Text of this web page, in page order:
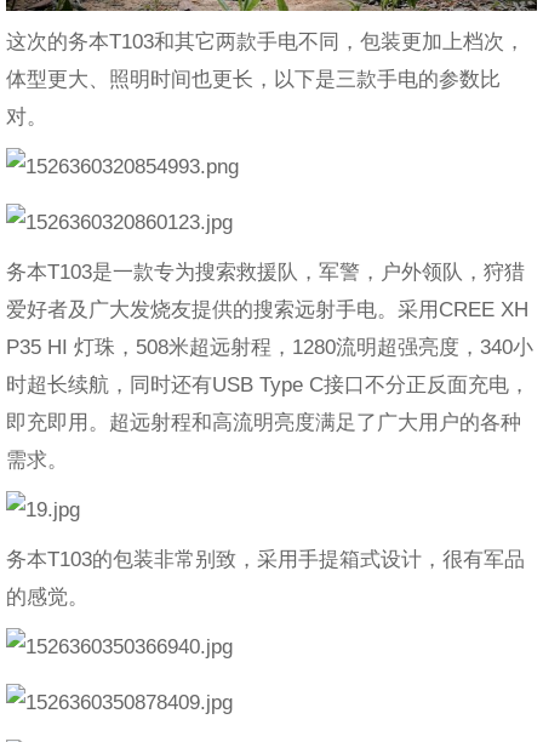
这次的务本T103和其它两款手电不同，包装更加上档次，
体型更大、照明时间也更长，以下是三款手电的参数比
对。
务本T103是一款专为搜索救援队，军警，户外领队，狩猎
爱好者及广大发烧友提供的搜索远射手电。采用CREE XH
P35 HI 灯珠，508米超远射程，1280流明超强亮度，340小
时超长续航，同时还有USB Type C接口不分正反面充电，
即充即用。超远射程和高流明亮度满足了广大用户的各种
需求。
务本T103的包装非常别致，采用手提箱式设计，很有军品
的感觉。